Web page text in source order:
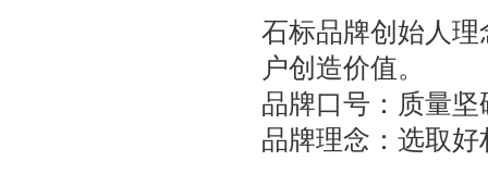
石标品牌创始人
户创造价值。
品牌口号：质量
品牌理念：选取